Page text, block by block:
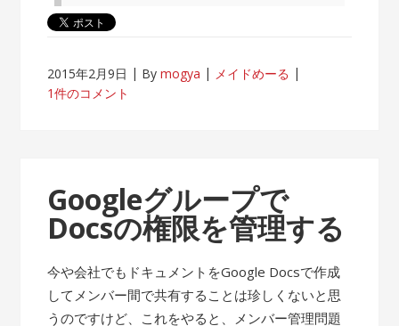
2015年2月9日 Bymogya
メイドめーる
1件のコメント
Googleグループで
Docsの権限を管理する
今や会社でもドキュメントをGoogle Docsで作成
してメンバー間で共有することは珍しくないと思
うのですけど、これをやると、メンバー管理問題